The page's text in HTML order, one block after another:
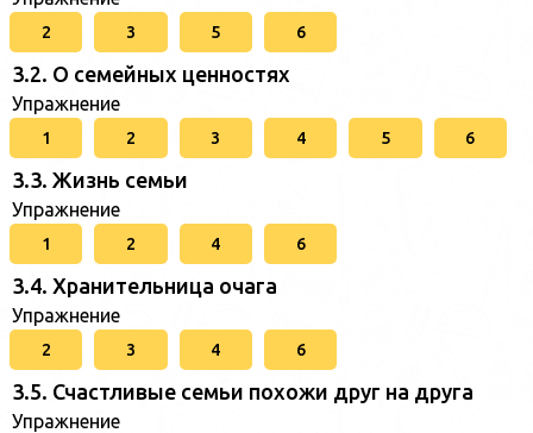
2 3 5 6
3.2. О семейных ценностях
Упражнение
1 2 3 4 5 6
3.3. Жизнь семьи
Упражнение
1 2 4 6
3.4. Хранительница очага
Упражнение
2 3 4 6
3.5. Счастливые семьи похожи друг на друга
Упражнение